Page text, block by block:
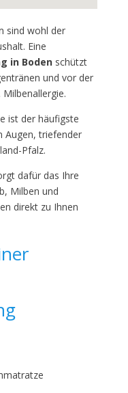
sind wohl der
Eine
in Bodenschützt
und vor der
ist der häufigste
Augen, triefender
Pfalz.
dafür das Ihre
Milben und
direkt zu Ihnen